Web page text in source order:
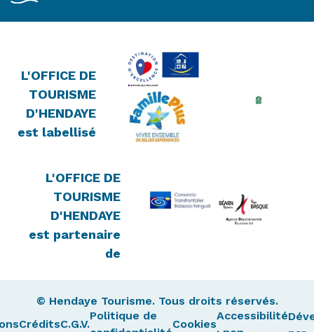
L'OFFICE DE
TOURISME
D'HENDAYE
est labellisé
L'OFFICE DE
TOURISME
D'HENDAYE
est partenaire
de
© Hendaye Tourisme. Tous droits réservés.
CréditsC.G.V.
Politique de
Cookies
Accessibilité